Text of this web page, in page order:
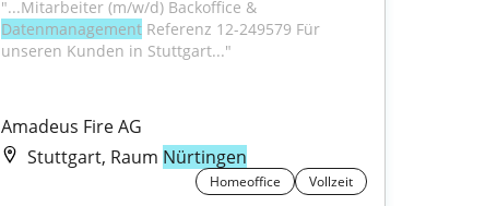
"...Mitarbeiter (m/w/d) Backoffice &
Datenmanagement Referenz 12-249579 Für
unseren Kunden in Stuttgart..."
Amadeus Fire AG
Stuttgart, Raum Nürtingen
Homeoffice Vollzeit